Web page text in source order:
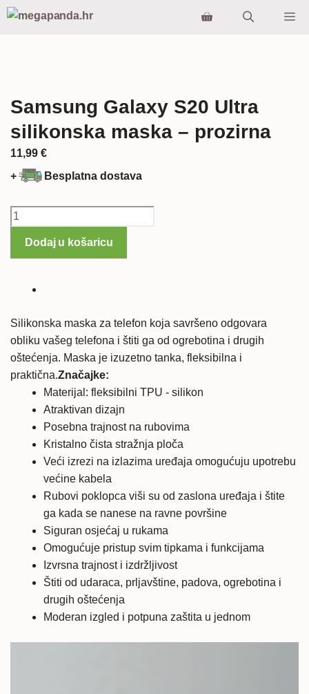
Preskoči
Samsung Galaxy S20 Ultra
silikonska maska – prozirna
11,99 €
+
Besplatna dostava
Samsung
S20
-
prozirna
količina
Dodaj u košaricu
Silikonska maska za telefon koja savršeno odgovara
obliku vašeg telefona i štiti ga od ogrebotina i drugih
oštećenja. Maska je izuzetno tanka, fleksibilna i
praktična.Značajke:
Materijal: fleksibilni TPU - silikon
Atraktivan dizajn
Posebna trajnost na rubovima
Kristalno čista stražnja ploča
Veći izrezi na izlazima uređaja omogućuju upotrebu
većine kabela
Rubovi poklopca viši su od zaslona uređaja i štite
ga kada se nanese na ravne površine
Siguran osjećaj u rukama
Omogućuje pristup svim tipkama i funkcijama
Izvrsna trajnost i izdržljivost
Štiti od udaraca, prljavštine, padova, ogrebotina i
drugih oštećenja
Moderan izgled i potpuna zaštita u jednom